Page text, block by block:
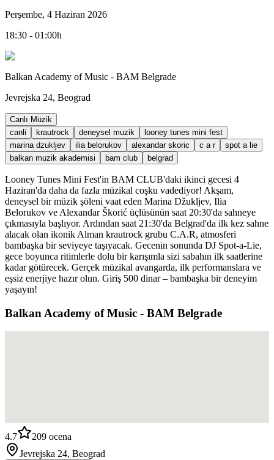
Perşembe, 4 Haziran 2026
18:30 - 01:00h
Balkan Academy of Music - BAM Belgrade
Jevrejska 24, Beograd
Canlı Müzik
canli
krautrock deneysel muzik
looney tunes mini fest
marina dzukljev
ilia belorukov alexandar skoric c a r
spot a lie
balkan muzik akademisi
bam club belgrad
Looney Tunes Mini Fest'in BAM CLUB'daki ikinci gecesi 4
Haziran'da daha da fazla müzikal coşku vadediyor! Akşam,
deneysel bir müzik şöleni vaat eden Marina Džukljev, Ilia
Belorukov ve Alexandar Škorić üçlüsünün saat 20:30'da sahneye
çıkmasıyla başlıyor. Ardından saat 21:30'da Belgrad'da ilk kez sahne
alacak olan ikonik Alman krautrock grubu C.A.R, atmosferi
bambaşka bir seviyeye taşıyacak. Gecenin sonunda DJ Spot-a-Lie,
gece boyunca ritimlerle dolu bir karışımla sizi sabahın ilk saatlerine
kadar götürecek. Gerçek müzikal avangarda, ilk performanslara ve
eşsiz enerjiye hazır olun. Giriş 500 dinar – bambaşka bir deneyim
yaşayın!
Balkan Academy of Music - BAM Belgrade
4.7 209 ocena
Jevrejska 24, Beograd